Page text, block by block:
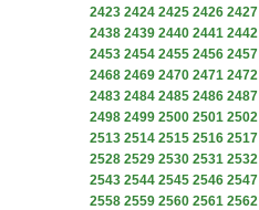
2423 2424 2425 2426 2427
2438 2439 2440 2441 2442
2453 2454 2455 2456 2457
2468 2469 2470 2471 2472
2483 2484 2485 2486 2487
2498 2499 2500 2501 2502
2513 2514 2515 2516 2517
2528 2529 2530 2531 2532
2543 2544 2545 2546 2547
2558 2559 2560 2561 2562